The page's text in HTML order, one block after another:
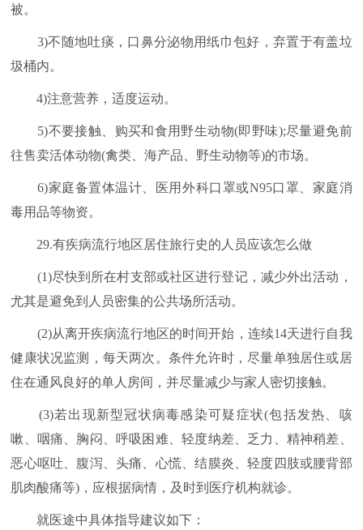
被。
3)不随地吐痰，口鼻分泌物用纸巾包好，弃置于有盖垃
圾桶内。
4)注意营养，适度运动。
5)不要接触、购买和食用野生动物(即野味);尽量避免前
往售卖活体动物(禽类、海产品、野生动物等)的市场。
6)家庭备置体温计、医用外科口罩或N95口罩、家庭消
毒用品等物资。
29.有疾病流行地区居住旅行史的人员应该怎么做
(1)尽快到所在村支部或社区进行登记，减少外出活动，
尤其是避免到人员密集的公共场所活动。
(2)从离开疾病流行地区的时间开始，连续14天进行自我
健康状况监测，每天两次。条件允许时，尽量单独居住或居
住在通风良好的单人房间，并尽量减少与家人密切接触。
(3)若出现新型冠状病毒感染可疑症状(包括发热、咳
嗽、咽痛、胸闷、呼吸困难、轻度纳差、乏力、精神稍差、
恶心呕吐、腹泻、头痛、心慌、结膜炎、轻度四肢或腰背部
肌肉酸痛等)，应根据病情，及时到医疗机构就诊。
就医途中具体指导建议如下：